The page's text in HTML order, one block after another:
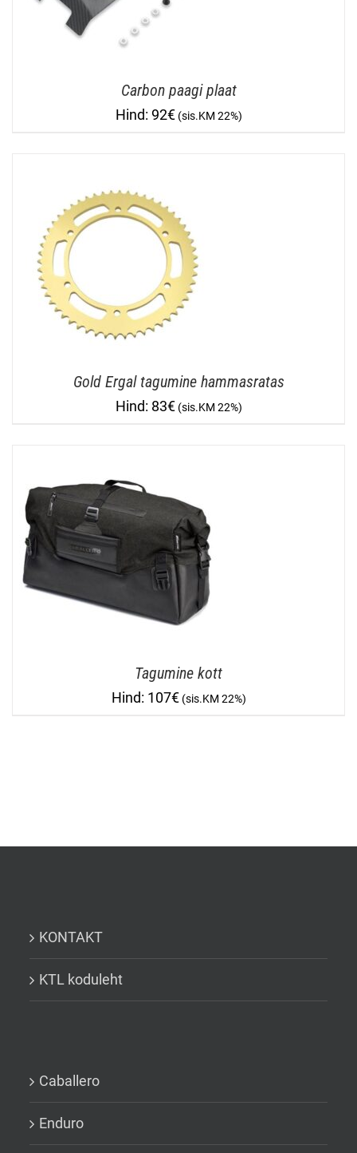
Carbon paagi plaat
92€
Gold Ergal tagumine hammasratas
83€
Tagumine kott
107€
KONTAKT
KTL koduleht
Caballero
Enduro